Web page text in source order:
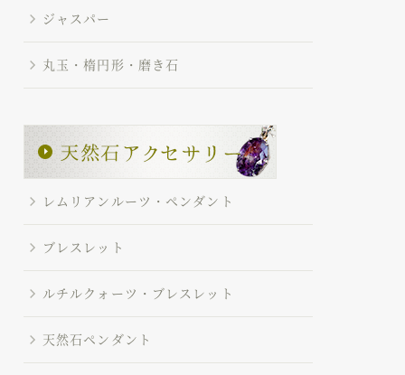
ジャスパー
丸玉・楕円形・磨き石
レムリアンルーツ・ペンダント
ブレスレット
ルチルクォーツ・ブレスレット
天然石ペンダント